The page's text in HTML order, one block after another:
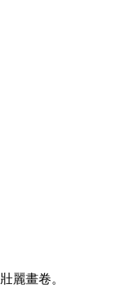
麗畫卷。